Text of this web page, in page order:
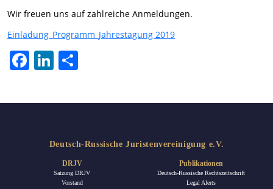
Wir freuen uns auf zahlreiche Anmeldungen.
Einladung_Programm_Jahrestagung 2019
FacebookLinkedIn
Deutsch-Russische Juristenvereinigung e.V.
DRJV
Satzung DRJV
Vorstand
Publikationen
Deutsch-Russische Rechtszeitschrift
Legal Alerts